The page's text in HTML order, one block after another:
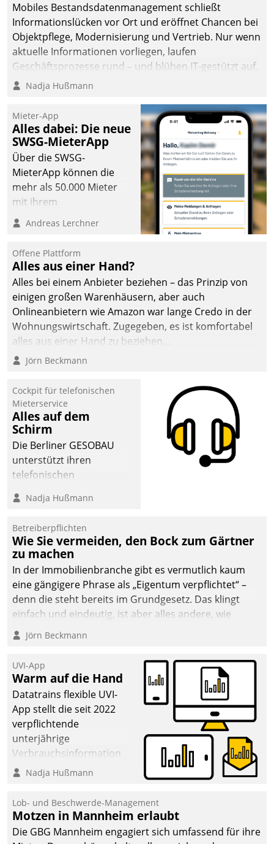
Mobiles Bestandsdatenmanagement schließt
Informationslücken vor Ort und eröffnet Chancen bei
Objektpflege, Modernisierung und Vertrieb. Nur wenn
aktuelle Informationen vorliegen, laufen
Geschäftsprozesse rund – und blühen IT-gestützt auf.
Nadja Hußmann
Mieter-App
Alles dabei: Die neue
SWSG-MieterApp
Über die SWSG-
MieterApp können die
mehr als 50.000 Mieter
mit ihrem
Wohnungsunternehmen
kommunizieren, auf dem
einsehen und ändern
oder
Schadensmeldungen
abgeben – rund um die
Uhr.
Andreas Lerchner
Offene Plattform
Alles aus einer Hand?
Alles bei einem Anbieter beziehen – das Prinzip von
einigen großen Warenhäusern, aber auch
Onlineanbietern wie Amazon war lange Credo in der
Wohnungswirtschaft. Zugegeben, es ist komfortabel
alles aus einer Hand zu beziehen...
Jörn Beckmann
Cockpit für telefonischen
Mieterservice
Alles auf dem
Schirm
Die Berliner GESOBAU
unterstützt ihren
telefonischen
digitalen Cockpit, das
passende Fragen und
Schlagworte auswirft.
Eine intuitive
Dialogführung ermöglicht
dem externen
Serviceteam, Anrufe von
Mietenden zügiger und
effizienter zu bearbeiten.
Nadja Hußmann
Betreiberpflichten
Wie Sie vermeiden, den Bock zum Gärtner
zu machen
In der Immobilienbranche gibt es vermutlich kaum
eine gängigere Phrase als „Eigentum verpflichtet“ –
denn die steht bereits im Grundgesetz. Das klingt
einfach und eindeutig, ist aber alles andere, wie
Branchenbeschäftigte wissen. Denn mit der
Verantwortung folgen Verpflichtungen.
Jörn Beckmann
UVI-App
Warm auf die Hand
Datatrains flexible UVI-
App stellt die seit 2022
verpflichtende
unterjährige
Verbrauchsinformation
schnell, zuverlässig und
Die monatlichen
Mitteilungen zum
Heizungs- und
Nadja Hußmann
Lob- und Beschwerde-Management
Motzen in Mannheim erlaubt
Die GBG Mannheim engagiert sich umfassend für ihre